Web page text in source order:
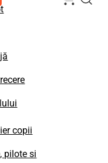
copii
pilote si